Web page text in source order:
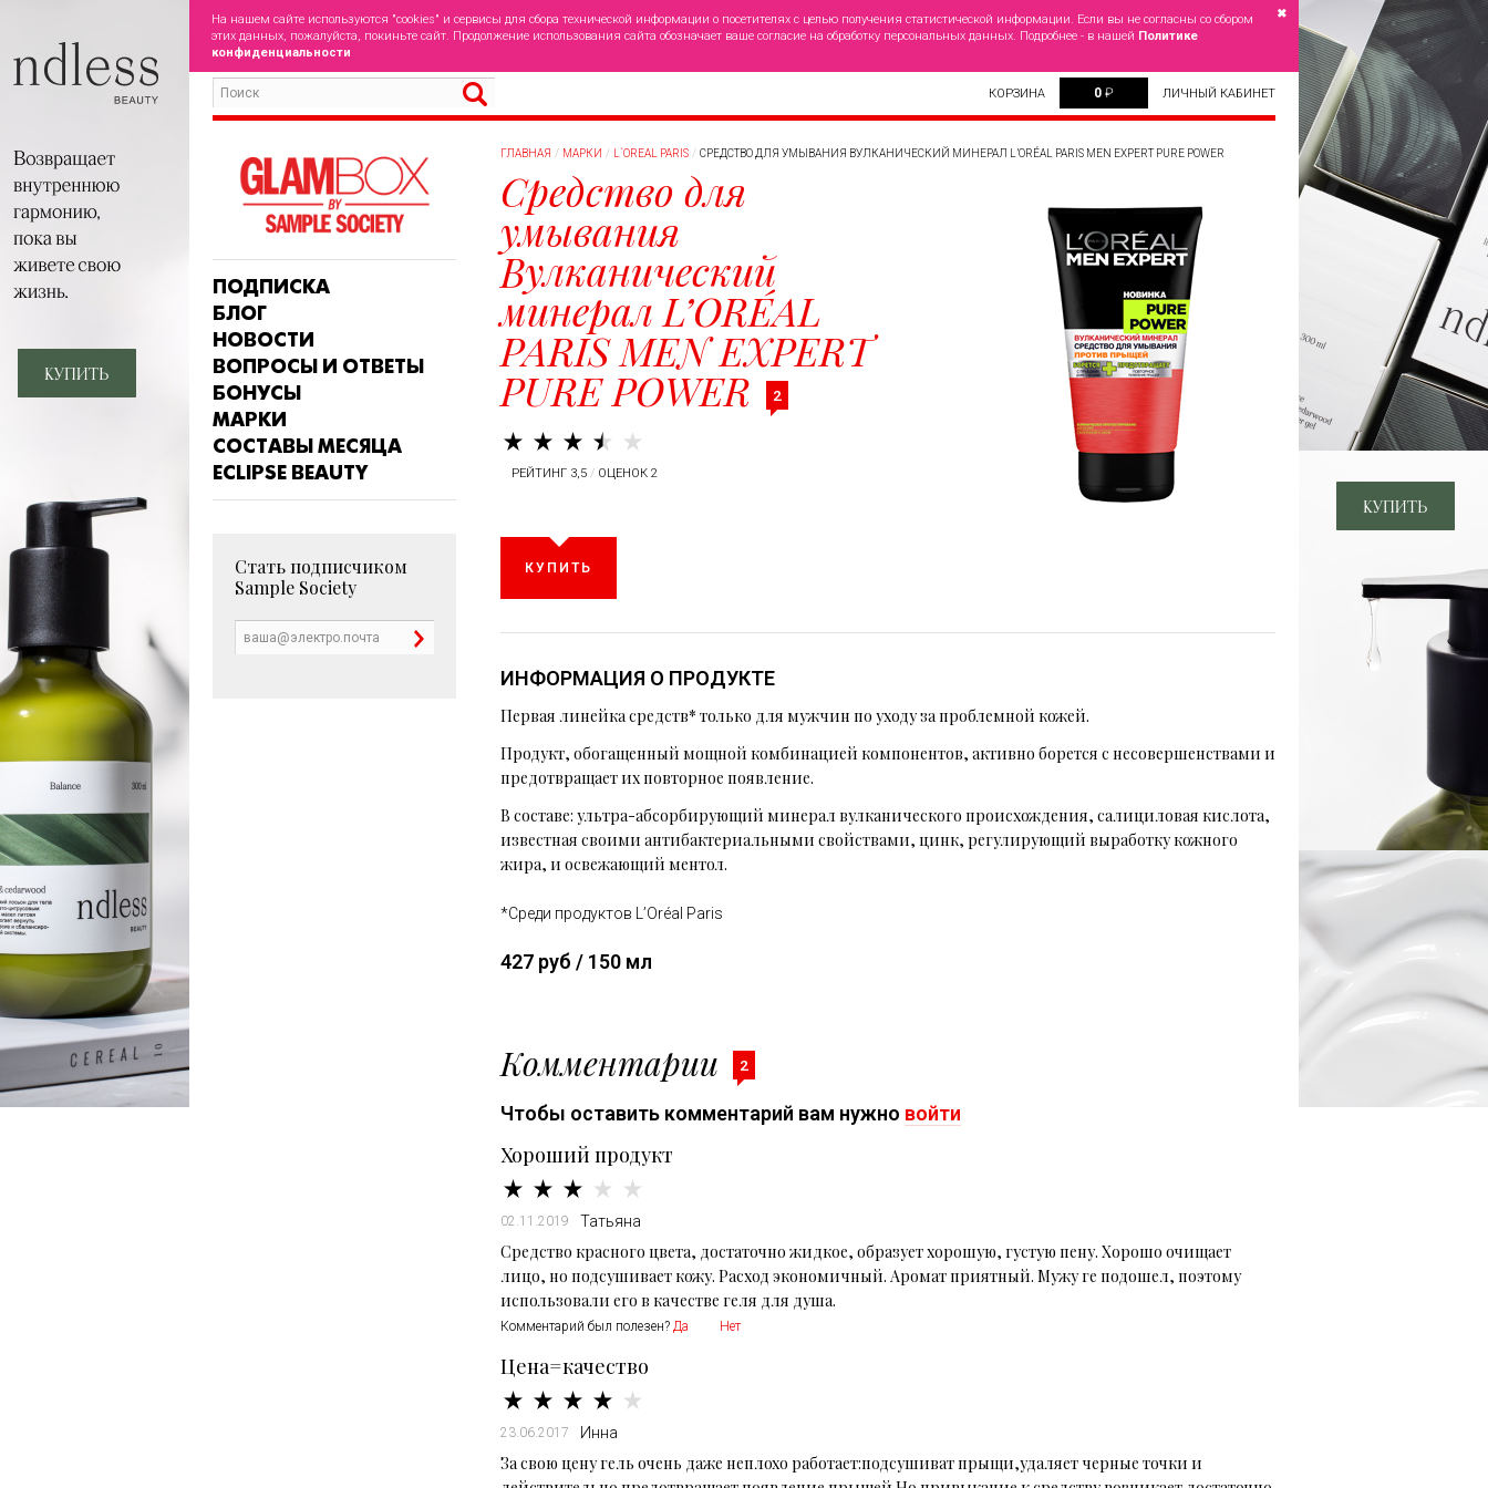
На нашем сайте используются "cookies" и сервисы для сбора технической информации о посетителях с целью получения статистической информации. Если вы не согласны со сбором
этих данных, пожалуйста, покиньте сайт. Продолжение использования сайта обозначает ваше согласие на обработку персональных данных. Подробнее - в нашей Политике
конфиденциальности
✖
КОРЗИНА 0 ₽ ЛИЧНЫЙ КАБИНЕТ
ПОДПИСКА
БЛОГ
НОВОСТИ
ВОПРОСЫ И ОТВЕТЫ
БОНУСЫ
МАРКИ
СОСТАВЫ МЕСЯЦА
ECLIPSE BEAUTY
Стать подписчиком
Sample Society
ГЛАВНАЯ МАРКИ L`OREAL PARIS СРЕДСТВО ДЛЯ УМЫВАНИЯ ВУЛКАНИЧЕСКИЙ МИНЕРАЛ L’ORÉAL PARIS MEN EXPERT PURE POWER
Средство для
умывания
Вулканический
минерал L’ORÉAL
PARIS MEN EXPERT
PURE POWER 2
РЕЙТИНГ 3,5 / ОЦЕНОК 2
КУПИТЬ
ИНФОРМАЦИЯ О ПРОДУКТЕ
Первая линейка средств* только для мужчин по уходу за проблемной кожей.
Продукт, обогащенный мощной комбинацией компонентов, активно борется с несовершенствами и
предотвращает их повторное появление.
В составе: ультра-абсорбирующий минерал вулканического происхождения, салициловая кислота,
известная своими антибактериальными свойствами, цинк, регулирующий выработку кожного
жира, и освежающий ментол.
*Среди продуктов L’Oréal Paris
427 руб / 150 мл
Комментарии 2
Чтобы оставить комментарий вам нужно войти
Хороший продукт
02.11.2019 Татьяна
Средство красного цвета, достаточно жидкое, образует хорошую, густую пену. Хорошо очищает
лицо, но подсушивает кожу. Расход экономичный. Аромат приятный. Мужу ге подошел, поэтому
использовали его в качестве геля для душа.
Комментарий был полезен? Да Нет
Цена=качество
23.06.2017 Инна
За свою цену гель очень даже неплохо работает:подсушиват прыщи,удаляет черные точки и